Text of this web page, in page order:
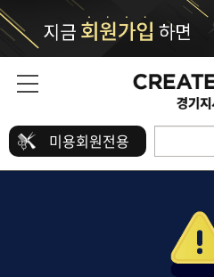
미용회원전용